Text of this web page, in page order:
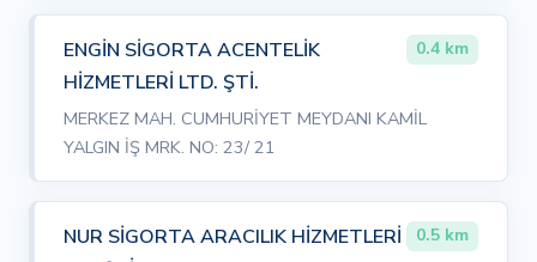
ENGİN SİGORTA ACENTELİK
HİZMETLERİ LTD. ŞTİ.
0.4 km
MERKEZ MAH. CUMHURİYET MEYDANI KAMİL
YALGIN İŞ MRK. NO: 23/ 21
NUR SİGORTA ARACILIK HİZMETLERİ
0.5 km